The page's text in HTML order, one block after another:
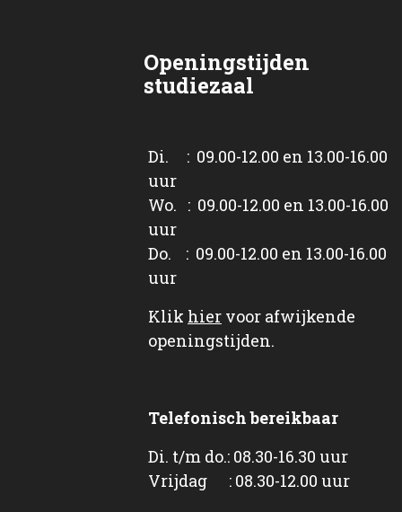
Openingstijden
studiezaal
Di. : 09.00-12.00 en 13.00-16.00
uur
Wo. : 09.00-12.00 en 13.00-16.00
uur
Do. : 09.00-12.00 en 13.00-16.00
uur
Klik hier voor afwijkende
openingstijden.
Telefonisch bereikbaar
Di. t/m do.: 08.30-16.30 uur
Vrijdag : 08.30-12.00 uur